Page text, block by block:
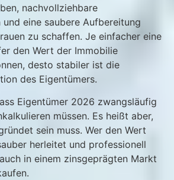
nachvollziehbare
und eine saubere Aufbereitung
zu schaffen. Je einfacher eine
den Wert der Immobilie
desto stabiler ist die
des Eigentümers.
Eigentümer 2026 zwangsläufig
müssen. Es heißt aber,
sein muss. Wer den Wert
herleitet und professionell
in einem zinsgeprägten Markt